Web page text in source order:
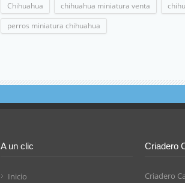
Chihuahua chihuahua miniatura venta
perros miniatura chihuahua
A un clic
Inicio
Criadero
Criadero